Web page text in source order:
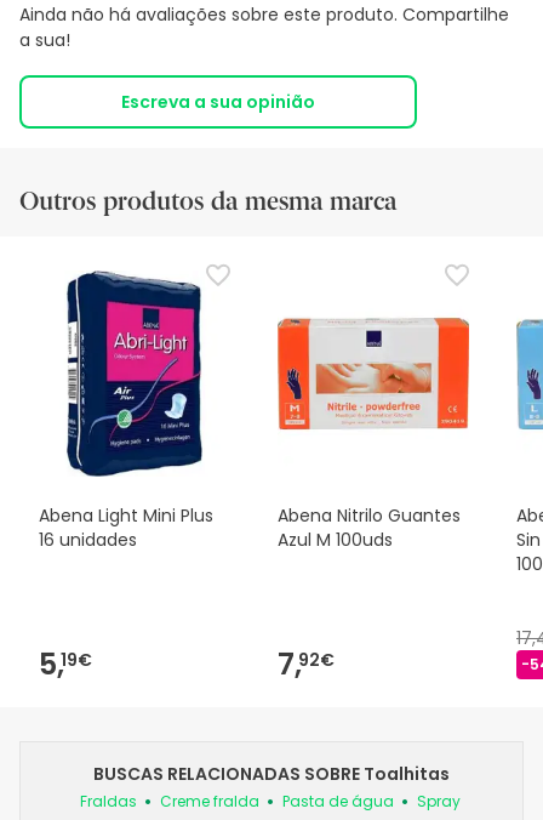
Ainda não há avaliações sobre este produto. Compartilhe
a sua!
Escreva a sua opinião
Outros produtos da mesma marca
Abena Light Mini Plus
16 unidades
5,19€
Abena Nitrilo Guantes
Azul M 100uds
7,92€ -
BUSCAS RELACIONADAS SOBRE Toalhitas
Fraldas Creme fralda Pasta de água Spray